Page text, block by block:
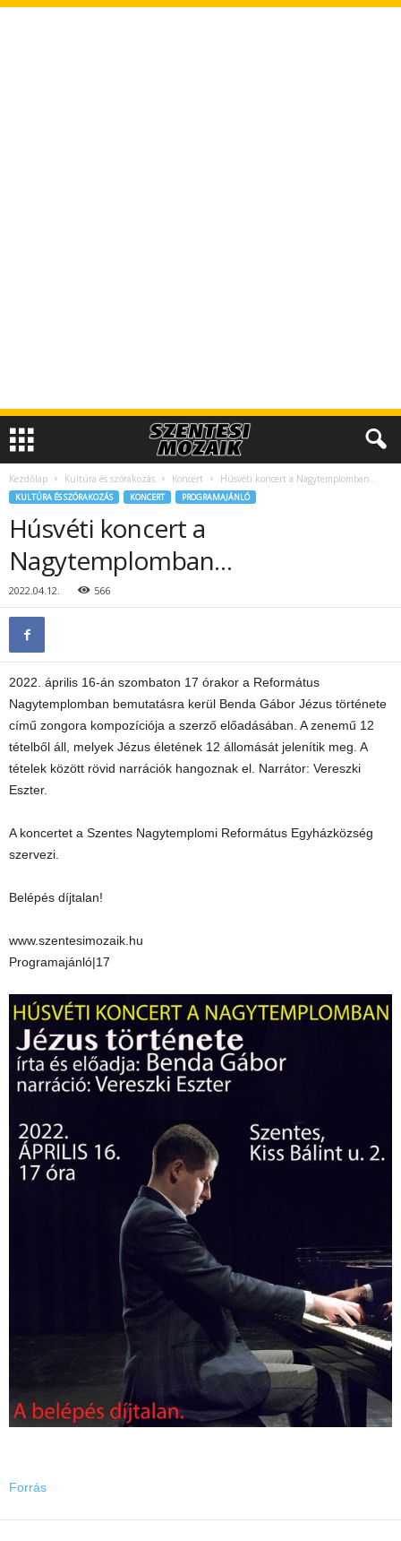
Kezdőlap Kultúra és szórakozás Koncert Húsvéti koncert a Nagytemplomban…
KULTÚRA ÉS SZÓRAKOZÁS KONCERT PROGRAMAJÁNLÓ
Húsvéti koncert a
Nagytemplomban…
2022.04.12. 566
2022. április 16-án szombaton 17 órakor a Református
Nagytemplomban bemutatásra kerül Benda Gábor Jézus története
című zongora kompozíciója a szerző előadásában. A zenemű 12
tételből áll, melyek Jézus életének 12 állomását jelenítik meg. A
tételek között rövid narrációk hangoznak el. Narrátor: Vereszki
Eszter.
A koncertet a Szentes Nagytemplomi Református Egyházközség
szervezi.
Belépés díjtalan!
www.szentesimozaik.hu
Programajánló|17
Forrás